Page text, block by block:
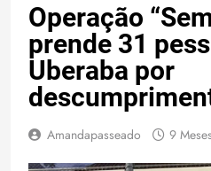
Operação
prende 31
Uberaba por
Amandapasseado 9